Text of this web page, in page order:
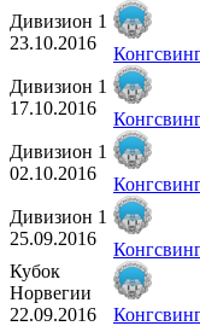
Дивизион 1
23.10.2016
Дивизион 1
17.10.2016
Дивизион 1
02.10.2016
Дивизион 1
25.09.2016
Кубок
Норвегии
22.09.2016